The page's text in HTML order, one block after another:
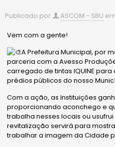
Publicado por ASCOM - SBU em
Vem com a gente!
A Prefeitura Municipal, por
parceria com a Avesso
carregado de tintas IQUINE
prédios públicos do nosso
Com a ação, as Instituições
proporcionando aconchego e
trabalha nesses locais ou
revitalização servirá para
trabalhar a imagem da Cidade